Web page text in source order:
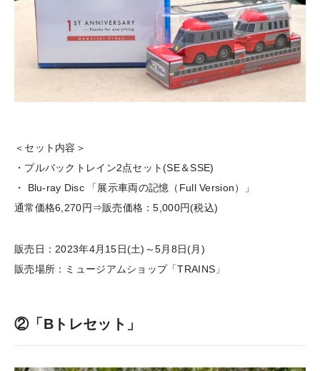
＜セット内容＞
・プルバックトレイン2点セット(SE＆SSE)
・ Blu-ray Disc 「展示車両の記憶（Full Version）」
通常価格6,270円⇒販売価格：5,000円(税込)
販売日：2023年4月15日(土)～5月8日(月)
販売場所：ミュージアムショップ「TRAINS」
②「Bトレセット」